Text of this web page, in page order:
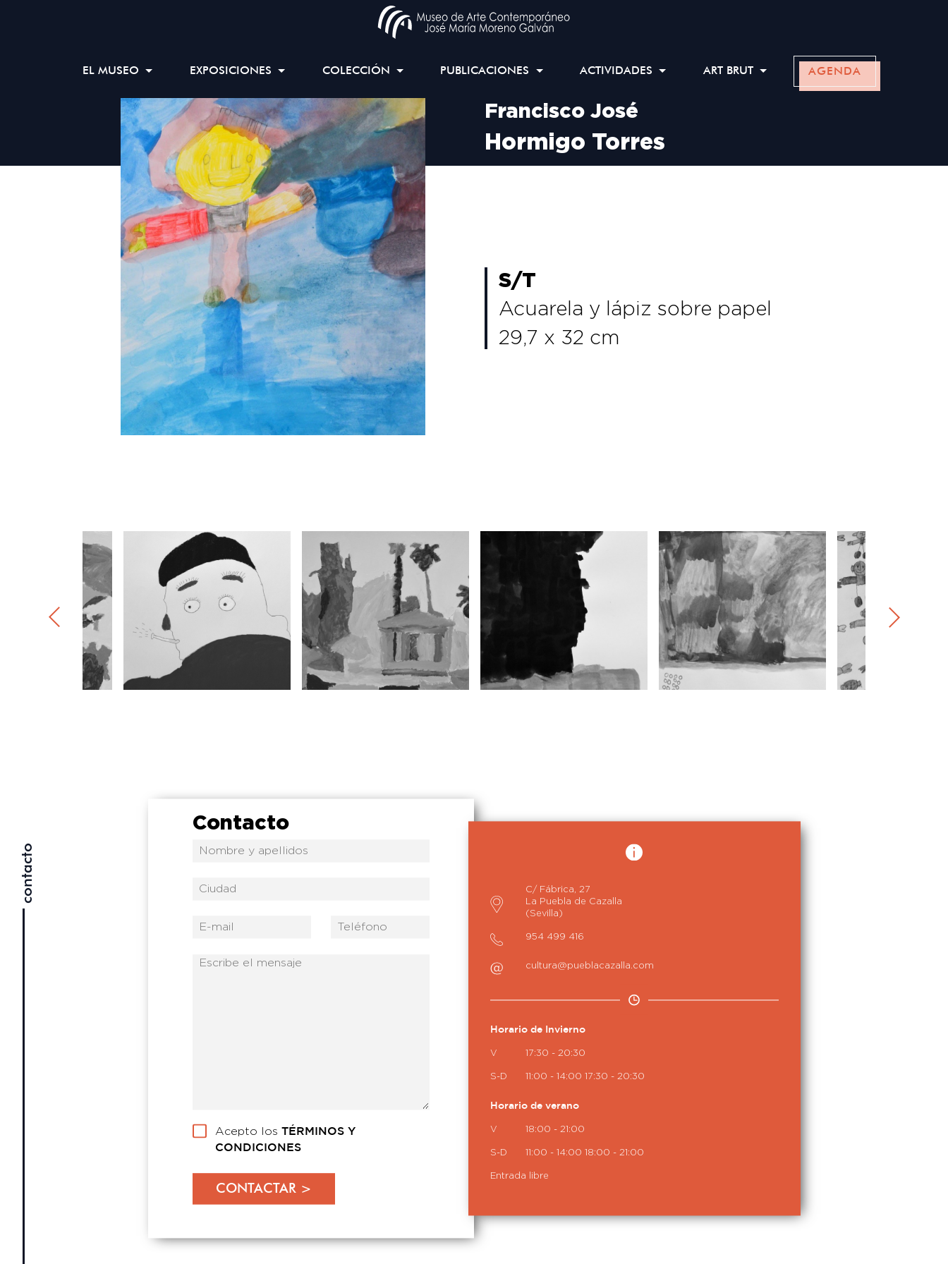
EL MUSEO EXPOSICIONES COLECCIÓN PUBLICACIONES ACTIVIDADES ART BRUT AGENDA
Francisco José
Hormigo Torres
S/T
Acuarela y lápiz sobre papel
29,7 x 32 cm
Autorretrato
Pintura
Paisaje S/T
Pintura
S/T
Pintura
S/T
contacto
C/ Fábrica, 27
La Puebla de Cazalla
(Sevilla)
954 499 416
cultura@pueblacazalla.com
Horario de Invierno
V 17:30 - 20:30
S-D 11:00 - 14:00 17:30 - 20:30
Horario de verano
V 18:00 - 21:00
S-D 11:00 - 14:00 18:00 - 21:00
Entrada libre
Contacto
Acepto los TÉRMINOS Y
CONDICIONES
CONTACTAR >